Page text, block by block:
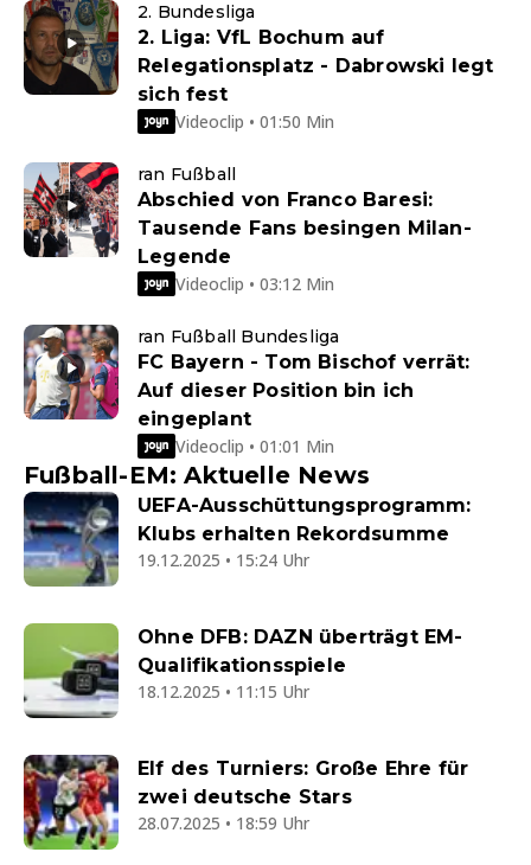
2. Bundesliga
2. Liga: VfL Bochum auf
Relegationsplatz - Dabrowski legt
sich fest
Videoclip • 01:50 Min
ran Fußball
Abschied von Franco Baresi:
Tausende Fans besingen Milan-
Legende
Videoclip • 03:12 Min
ran Fußball Bundesliga
FC Bayern - Tom Bischof verrät:
Auf dieser Position bin ich
eingeplant
Videoclip • 01:01 Min
Fußball-EM: Aktuelle News
UEFA-Ausschüttungsprogramm:
Klubs erhalten Rekordsumme
19.12.2025 • 15:24 Uhr
Ohne DFB: DAZN überträgt EM-
Qualifikationsspiele
18.12.2025 • 11:15 Uhr
Elf des Turniers: Große Ehre für
zwei deutsche Stars
28.07.2025 • 18:59 Uhr